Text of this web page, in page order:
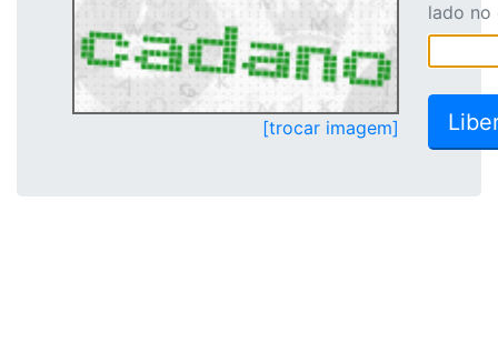
[trocar imagem]
lado no